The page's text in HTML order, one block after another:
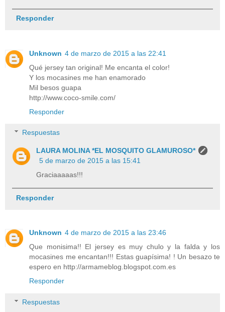
Responder
Unknown 4 de marzo de 2015 a las 22:41
Qué jersey tan original! Me encanta el color!
Y los mocasines me han enamorado
Mil besos guapa
http://www.coco-smile.com/
Responder
Respuestas
LAURA MOLINA *EL MOSQUITO GLAMUROSO*
5 de marzo de 2015 a las 15:41
Graciaaaaas!!!
Responder
Unknown 4 de marzo de 2015 a las 23:46
Que monisima!! El jersey es muy chulo y la falda y los
mocasines me encantan!!! Estas guapísima! ! Un besazo te
espero en http://armameblog.blogspot.com.es
Responder
Respuestas